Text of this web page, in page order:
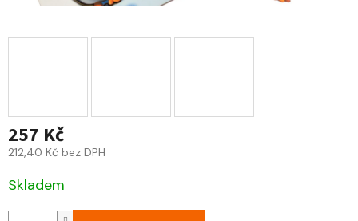
257 Kč
212,40 Kč bez DPH
Skladem